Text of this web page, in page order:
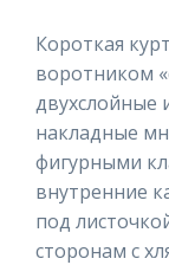
Короткая
воротником
двухслойные
накладные
фигурными
внутренние
под
сторонам с